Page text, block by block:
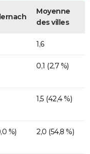
Moyenne
des villes
1,6
0,1 (2,7 %)
1,5 (42,4 %)
%) 2,0 (54,8 %)